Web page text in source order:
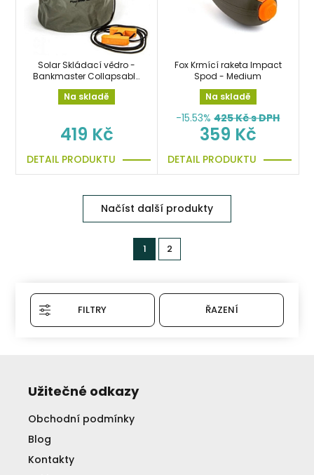
Solar Skládací vědro -
Bankmaster Collapsable
Water Bucket 10L
Na skladě
419 Kč
DETAIL PRODUKTU
Fox Krmící raketa Impact
Spod - Medium
Na skladě
-15.53% 425Kč s DPH
359 Kč
DETAIL PRODUKTU
Načíst další produkty
1 2
FILTRY ŘAZENÍ
Užitečné odkazy
Obchodní podmínky
Blog
Kontakty